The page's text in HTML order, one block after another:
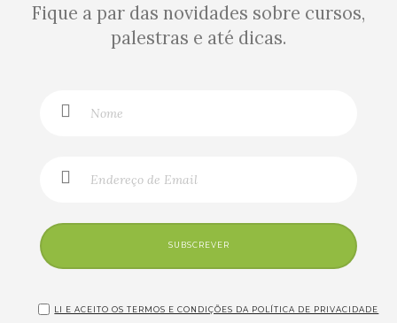
Fique a par das novidades sobre cursos,
palestras e até dicas.
SUBSCREVER
LI E ACEITO OS TERMOS E CONDIÇÕES DA POLÍTICA DE PRIVACIDADE